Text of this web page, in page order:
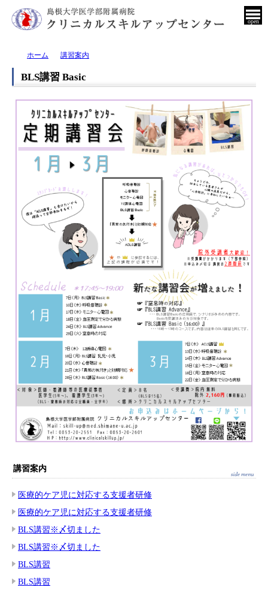
open
ホーム 講習案内
BLS講習 Basic
講習案内
医療的ケア児に対応する支援者研修
医療的ケア児に対応する支援者研修
BLS講習※〆切ました
BLS講習※〆切ました
BLS講習
BLS講習